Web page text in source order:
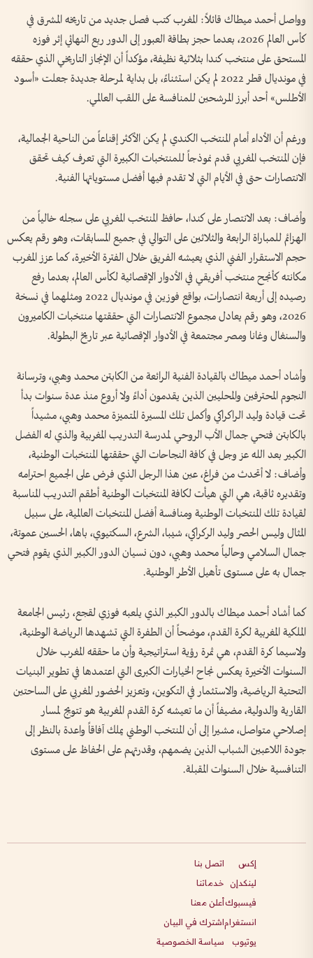
وواصل أحمد ميطاك قائلاً: المغرب كتب فصل جديد من تاريخه المشرق في
كأس العالم 2026، بعدما حجز بطاقة العبور إلى الدور ربع النهائي إثر فوزه
المستحق على منتخب كندا بثلاثية نظيفة، مؤكداً أن الإنجاز التاريخي الذي حققه
في مونديال قطر 2022 لم يكن استثناءً، بل بداية لمرحلة جديدة جعلت «أسود
الأطلس» أحد أبرز المرشحين للمنافسة على اللقب العالمي.
ورغم أن الأداء أمام المنتخب الكندي لم يكن الأكثر إقناعاً من الناحية الجمالية،
فإن المنتخب المغربي قدم نموذجاً للمنتخبات الكبيرة التي تعرف كيف تحقق
الانتصارات حتى في الأيام التي لا تقدم فيها أفضل مستوياتها الفنية.
وأضاف: بعد الانتصار على كندا، حافظ المنتخب المغربي على سجله خالياً من
الهزائم للمباراة الرابعة والثلاثين على التوالي في جميع المسابقات، وهو رقم يعكس
حجم الاستقرار الفني الذي يعيشه الفريق خلال الفترة الأخيرة، كما عزز المغرب
مكانته كأنجح منتخب أفريقي في الأدوار الإقصائية لكأس العالم، بعدما رفع
رصيده إلى أربعة انتصارات، بواقع فوزين في مونديال 2022 ومثلهما في نسخة
2026، وهو رقم يعادل مجموع الانتصارات التي حققتها منتخبات الكاميرون
والسنغال وغانا ومصر مجتمعة في الأدوار الإقصائية عبر تاريخ البطولة.
وأشاد أحمد ميطاك بالقيادة الفنية الرائعة من الكابتن محمد وهبي، وترسانة
النجوم المحترفين والمحليين الذين يقدمون أداءً ولا أروع منذ عدة سنوات بدأ
تحت قيادة وليد الراكراكي وأكمل تلك المسيرة المتميزة محمد وهبي، مشيداً
بالكابتن فتحي جمال الأب الروحي لمدرسة التدريب المغربية والذي له الفضل
الكبير بعد الله عز وجل في كافة النجاحات التي حققتها المنتخبات الوطنية،
وأضاف: لا أتحدث من فراغ، عين هذا الرجل الذي فرض على الجميع احترامه
وتقديره ثاقبة، هي التي هيأت لكافة المنتخبات الوطنية أطقم التدريب المناسبة
لقيادة تلك المنتخبات الوطنية ومنافسة أفضل المنتخبات العالمية، على سبيل
المثال وليس الحصر وليد الركراكي، شيبا، الشرع، السكتيوي، باها، الحسين عموتة،
جمال السلامي وحالياً محمد وهبي، دون نسيان الدور الكبير الذي يقوم فتحي
جمال به على مستوى تأهيل الأطر الوطنية.
كما أشاد أحمد ميطاك بالدور الكبير الذي يلعبه فوزي لقجع، رئيس الجامعة
الملكية المغربية لكرة القدم، موضحاً أن الطفرة التي تشهدها الرياضة الوطنية،
ولاسيما كرة القدم، هي ثمرة رؤية استراتيجية وأن ما حققه المغرب خلال
السنوات الأخيرة يعكس نجاح الخيارات الكبرى التي اعتمدها في تطوير البنيات
التحتية الرياضية، والاستثمار في التكوين، وتعزيز الحضور المغربي على الساحتين
القارية والدولية، مضيفاً أن ما تعيشه كرة القدم المغربية هو تتويج لمسار
إصلاحي متواصل، مشيرا إلى أن المنتخب الوطني يملك آفاقاً واعدة بالنظر إلى
جودة اللاعبين الشباب الذين يضمهم، وقدرتهم على الحفاظ على مستوى
التنافسية خلال السنوات المقبلة.
إكس
لينكدإن
فيسبوك
انستغرام
يوتيوب
اتصل بنا
خدماتنا
أعلن معنا
اشترك في البيان
سياسة الخصوصية